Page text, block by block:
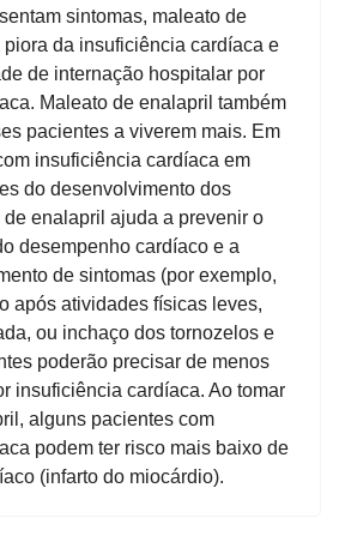
sintomas, maleato de
da insuficiência cardíaca e
de internação hospitalar por
Maleato de enalapril também
pacientes a viverem mais. Em
insuficiência cardíaca em
do desenvolvimento dos
enalapril ajuda a prevenir o
desempenho cardíaco e a
de sintomas (por exemplo,
após atividades físicas leves,
ou inchaço dos tornozelos e
poderão precisar de menos
insuficiência cardíaca. Ao tomar
alguns pacientes com
podem ter risco mais baixo de
(infarto do miocárdio).